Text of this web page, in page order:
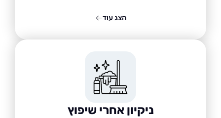
ניקיון אחרי שיפוץ